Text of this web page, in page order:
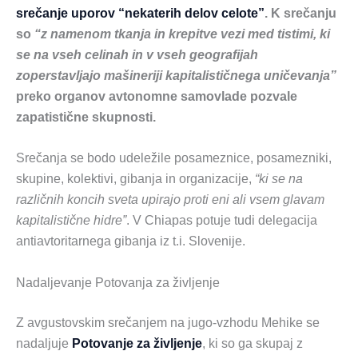
srečanje uporov “nekaterih delov celote”. K srečanju
so “z namenom tkanja in krepitve vezi med tistimi, ki
se na vseh celinah in v vseh geografijah
zoperstavljajo mašineriji kapitalističnega uničevanja”
preko organov avtonomne samovlade pozvale
zapatistične skupnosti.
Srečanja se bodo udeležile posameznice, posamezniki,
skupine, kolektivi, gibanja in organizacije, “ki se na
različnih koncih sveta upirajo proti eni ali vsem glavam
kapitalistične hidre”. V Chiapas potuje tudi delegacija
antiavtoritarnega gibanja iz t.i. Slovenije.
Nadaljevanje Potovanja za življenje
Z avgustovskim srečanjem na jugo-vzhodu Mehike se
nadaljuje Potovanje za življenje, ki so ga skupaj z